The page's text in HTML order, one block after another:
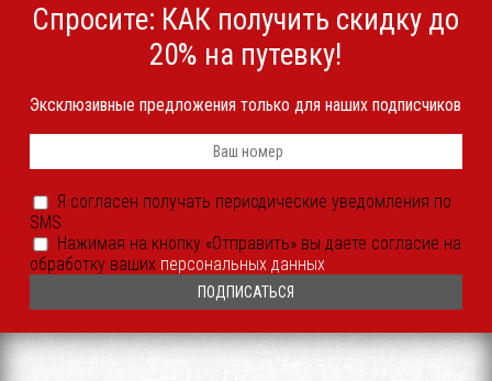
Спросите: КАК получить скидку до
20% на путевку!
Эксклюзивные предложения только для наших подписчиков
Телефон
*
согласен
получать
периодические
уведомления
SMS
иным
способом
*
Я согласен получать периодические уведомления по
SMS
Согласие
на
обработку
*
Нажимая на кнопку «Отправить» вы даете согласие на
обработку ваших персональных данных